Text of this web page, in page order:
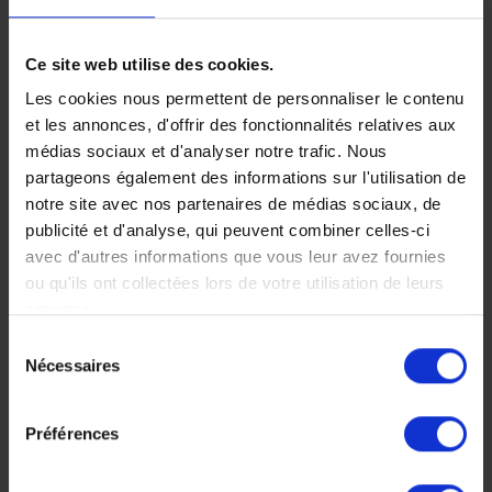
Ce site web utilise des cookies.
Les cookies nous permettent de personnaliser le contenu
et les annonces, d'offrir des fonctionnalités relatives aux
médias sociaux et d'analyser notre trafic. Nous
partageons également des informations sur l'utilisation de
notre site avec nos partenaires de médias sociaux, de
publicité et d'analyse, qui peuvent combiner celles-ci
avec d'autres informations que vous leur avez fournies
ou qu'ils ont collectées lors de votre utilisation de leurs
Nécessaires
Préférences
Faites nous part de vos
envies
Chez Makila Voyages, chaque
voyage est unique, nous
construisons votre voyage à votre
mesure.